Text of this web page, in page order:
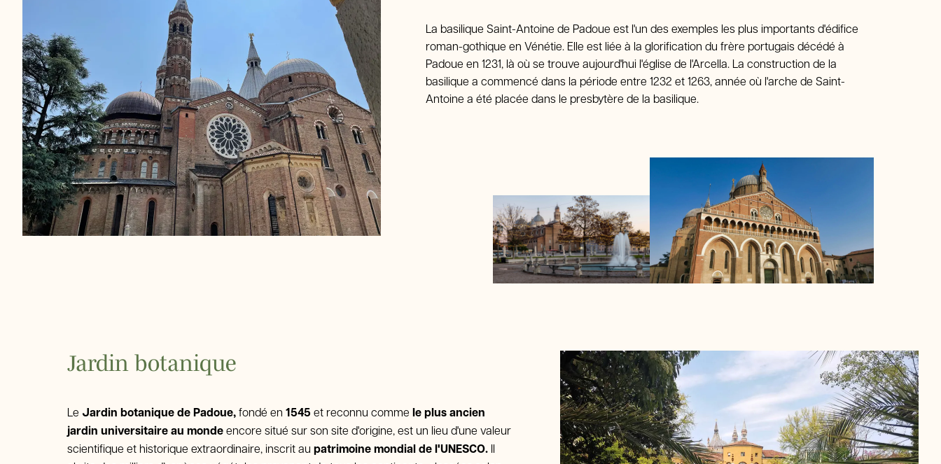
La basilique Saint-Antoine de Padoue est l'un des exemples les plus importants d'édifice
roman-gothique en Vénétie. Elle est liée à la glorification du frère portugais décédé à
Padoue en 1231, là où se trouve aujourd'hui l'église de l'Arcella. La construction de la
basilique a commencé dans la période entre 1232 et 1263, année où l'arche de Saint-
Antoine a été placée dans le presbytère de la basilique.
Jardin botanique
Le Jardin botanique de Padoue,fondé en 1545 et reconnu comme le plus ancien
jardin universitaire au mondeencore situé sur son site d'origine, est un lieu d'une valeur
scientifique et historique extraordinaire, inscrit au patrimoine mondial de l'UNESCO. Il